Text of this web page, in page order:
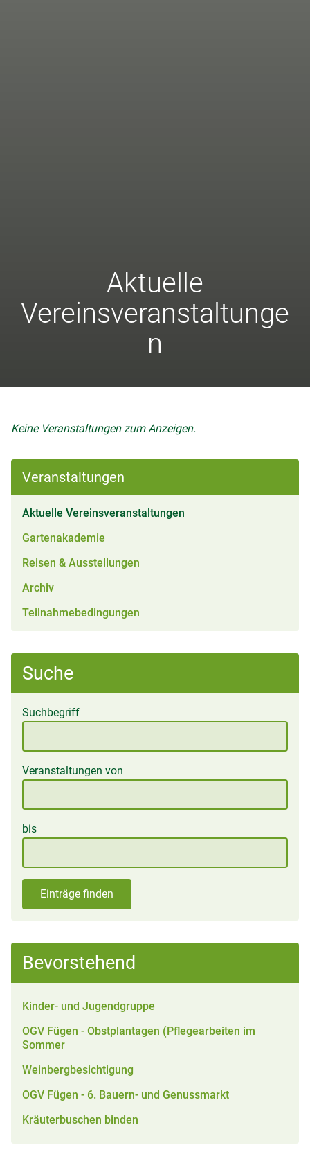
Aktuelle
Vereinsveranstaltunge
n
Veranstaltungen
Aktuelle Vereinsveranstaltungen
Gartenakademie
Reisen & Ausstellungen
Archiv
Teilnahmebedingungen
Suche
Suchbegriff
Veranstaltungen von
bis
Einträge finden
Bevorstehend
Kinder- und Jugendgruppe
OGV Fügen - Obstplantagen (Pflegearbeiten im
Sommer
Weinbergbesichtigung
OGV Fügen - 6. Bauern- und Genussmarkt
Kräuterbuschen binden
Keine Veranstaltungen zum Anzeigen.